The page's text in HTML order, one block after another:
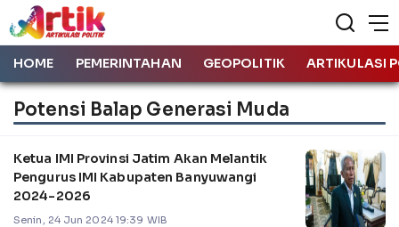
HOME PEMERINTAHAN GEOPOLITIK ARTIKULASI
Potensi Balap Generasi Muda
Ketua IMI Provinsi Jatim Akan Melantik
Pengurus IMI Kabupaten Banyuwangi
2024-2026
Senin, 24 Jun 2024 19:39 WIB